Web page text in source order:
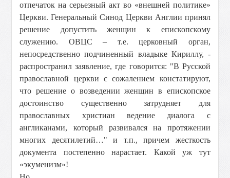
отпечаток на серьезный акт во «внешней политике»
Церкви. Генеральный Синод Церкви Англии принял
решение допустить женщин к епископскому
служению. ОВЦС – т.е. церковный орган,
непосредственно подчиненный владыке Кириллу, -
распространил заявление, где говорится: "В Русской
православной церкви с сожалением констатируют,
что решение о возведении женщин в епископское
достоинство существенно затрудняет для
православных христиан ведение диалога с
англиканами, который развивался на протяжении
многих десятилетий…" и т.п., причем жесткость
документа постепенно нарастает. Какой уж тут
«экуменизм»!